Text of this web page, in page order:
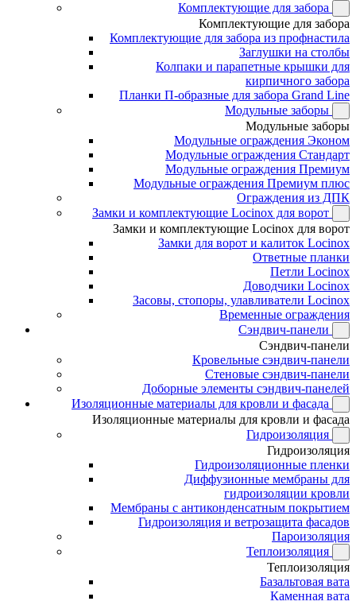
Комплектующие для забора
Комплектующие для забора
Комплектующие для забора из профнастила
Заглушки на столбы
Колпаки и парапетные крышки для
кирпичного забора
Планки П-образные для забора Grand Line
Модульные заборы
Модульные заборы
Модульные ограждения Эконом
Модульные ограждения Стандарт
Модульные ограждения Премиум
Модульные ограждения Премиум плюс
Ограждения из ДПК
Замки и комплектующие Locinox для ворот
Замки и комплектующие Locinox для ворот
Замки для ворот и калиток Locinox
Ответные планки
Петли Locinox
Доводчики Locinox
Засовы, стопоры, улавливатели Locinox
Временные ограждения
Сэндвич-панели
Сэндвич-панели
Кровельные сэндвич-панели
Стеновые сэндвич-панели
Доборные элементы сэндвич-панелей
Изоляционные материалы для кровли и фасада
Изоляционные материалы для кровли и фасада
Гидроизоляция
Гидроизоляция
Гидроизоляционные пленки
Диффузионные мембраны для
гидроизоляции кровли
Мембраны с антиконденсатным покрытием
Гидроизоляция и ветрозащита фасадов
Пароизоляция
Теплоизоляция
Теплоизоляция
Базальтовая вата
Каменная вата